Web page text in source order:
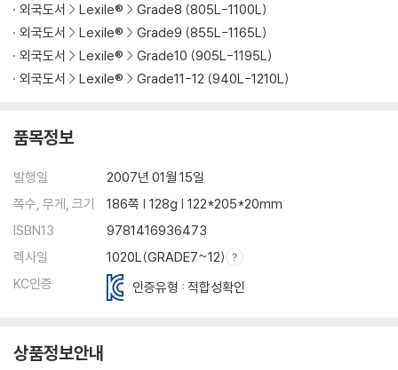
외국도서
Lexile®
Grade8 (805L-1100L)
외국도서
Lexile®
Grade9 (855L-1165L)
외국도서
Lexile®
Grade10 (905L-1195L)
외국도서
Lexile® Grade11-12 (940L-1210L)
품목정보
발행일
2007년 01월 15일
쪽수, 무게, 크기
186쪽 | 128g | 122*205*20mm
ISBN13
9781416936473
렉사일
1020L(GRADE7~12)
KC인증
인증유형 : 적합성확인
상품정보안내